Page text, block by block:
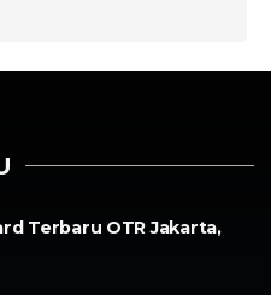
Terbaru OTR Jakarta,